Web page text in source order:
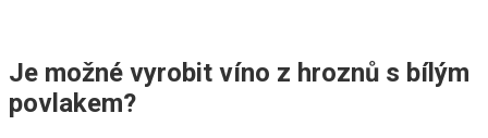
Je možné vyrobit víno z hroznů s bílým
povlakem?